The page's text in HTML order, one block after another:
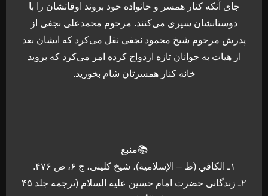
جای آنکه کنار همسر و خانواده خود بروند اوقاتشان را با
دوستانشان سپری می‌کنند. مرحوم محمدعلی نجفی از
پدرش مرحوم شیخ محمود نجفی نقل می‌کرد که ایشان بعد
از هیات به جوانان تازه ازدواج کرده امر می‌کرد که بروید
خانه کنار همسرتان شام بخورید.
📚منبع
۱ـ الكافي (ط – الإسلامية)، شیخ کلینی، ج ‏۶، ص ۴۷۶.
۲ـ زندگانى حضرت امام حسين عليه السلام (ترجمه جلد ۴۵